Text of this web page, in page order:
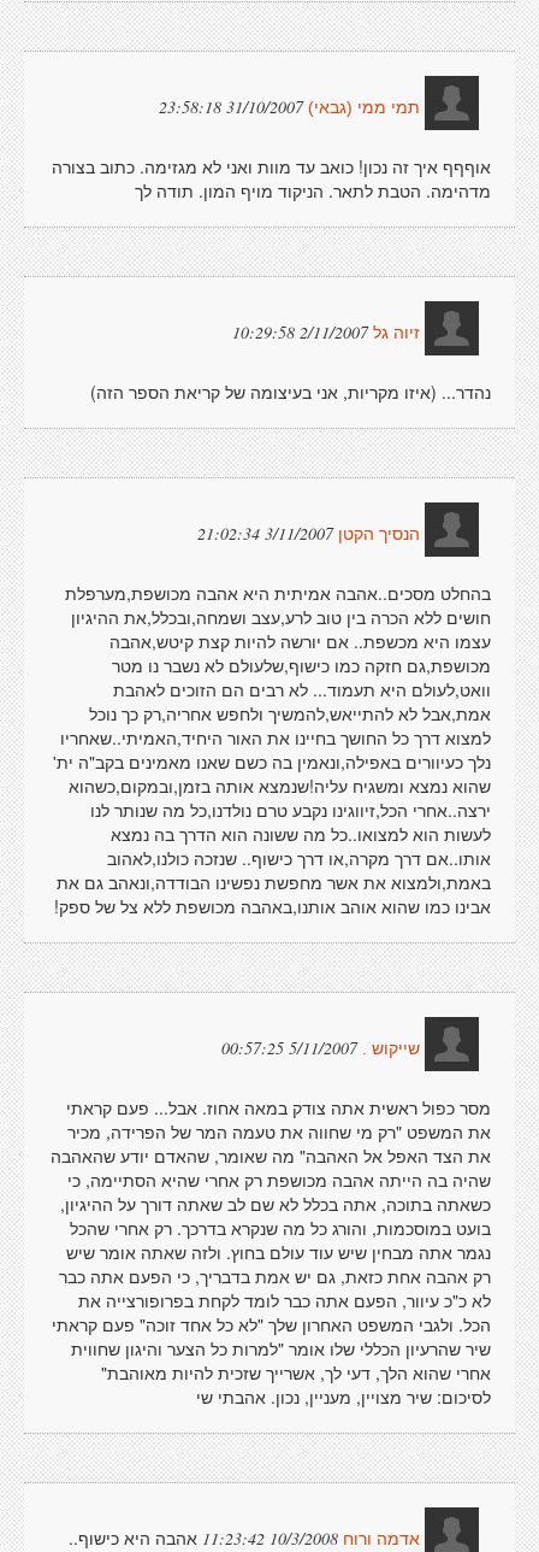
תמי ממי (גבאי) 31/10/2007 23:58:18
אוףףף איך זה נכון! כואב עד מוות ואני לא מגזימה. כתוב בצורה
מדהימה. הטבת לתאר. הניקוד מויף המון. תודה לך
זיוה גל 2/11/2007 10:29:58
נהדר... (איזו מקריות, אני בעיצומה של קריאת הספר הזה)
הנסיך הקטן 3/11/2007 21:02:34
בהחלט מסכים..אהבה אמיתית היא אהבה מכושפת,מערפלת
חושים ללא הכרה בין טוב לרע,עצב ושמחה,ובכלל,את ההיגיון
עצמו היא מכשפת.. אם יורשה להיות קצת קיטש,אהבה
מכושפת,גם חזקה כמו כישוף,שלעולם לא נשבר נו מטר
וואט,לעולם היא תעמוד... לא רבים הם הזוכים לאהבת
אמת,אבל לא להתייאש,להמשיך ולחפש אחריה,רק כך נוכל
למצוא דרך כל החושך בחיינו את האור היחיד,האמיתי..שאחריו
נלך כעיוורים באפילה,ונאמין בה כשם שאנו מאמינים בקב"ה ית'
שהוא נמצא ומשגיח עליה!שנמצא אותה בזמן,ובמקום,כשהוא
ירצה..אחרי הכל,זיווגינו נקבע טרם נולדנו,כל מה שנותר לנו
לעשות הוא למצואו..כל מה ששונה הוא הדרך בה נמצא
אותו..אם דרך מקרה,או דרך כישוף.. שנזכה כולנו,לאהוב
באמת,ולמצוא את אשר מחפשת נפשינו הבודדה,ונאהב גם את
אבינו כמו שהוא אוהב אותנו,באהבה מכושפת ללא צל של ספק!
שייקוש . 5/11/2007 00:57:25
מסר כפול ראשית אתה צודק במאה אחוז. אבל... פעם קראתי
את המשפט "רק מי שחווה את טעמה המר של הפרידה, מכיר
את הצד האפל אל האהבה" מה שאומר, שהאדם יודע שהאהבה
שהיה בה הייתה אהבה מכושפת רק אחרי שהיא הסתיימה, כי
כשאתה בתוכה, אתה בכלל לא שם לב שאתה דורך על ההיגיון,
בועט במוסכמות, והורג כל מה שנקרא בדרכך. רק אחרי שהכל
נגמר אתה מבחין שיש עוד עולם בחוץ. ולזה שאתה אומר שיש
רק אהבה אחת כזאת, גם יש אמת בדבריך, כי הפעם אתה כבר
לא כ"כ עיוור, הפעם אתה כבר לומד לקחת בפרופורצייה את
הכל. ולגבי המשפט האחרון שלך "לא כל אחד זוכה" פעם קראתי
שיר שהרעיון הכללי שלו אומר "למרות כל הצער והיגון שחווית
אחרי שהוא הלך, דעי לך, אשרייך שזכית להיות מאוהבת"
לסיכום: שיר מצויין, מעניין, נכון. אהבתי שי
אדמה ורוח 10/3/2008 11:23:42 אהבה היא כישוף..